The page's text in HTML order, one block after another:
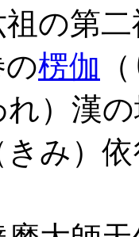
の第二
の楞伽
）漢
み）